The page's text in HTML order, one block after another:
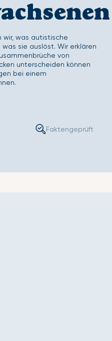
wir, was autistische
sie auslöst. Wir erklären
von
unterscheiden können
bei einem
Faktengeprüft